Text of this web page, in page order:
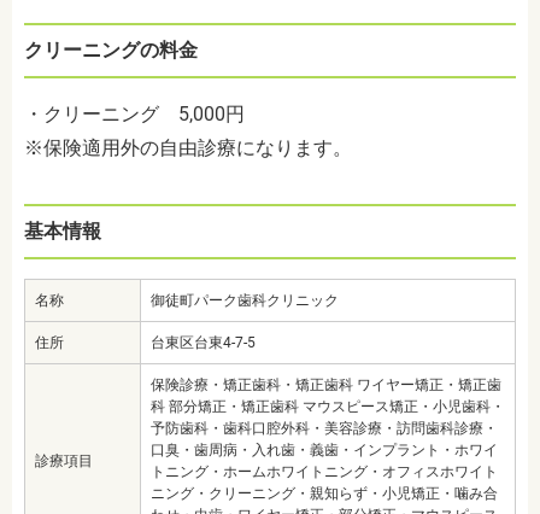
クリーニングの料金
・クリーニング 5,000円
※保険適用外の自由診療になります。
基本情報
名称 御徒町パーク歯科クリニック
住所 台東区台東4-7-5
診療項目
保険診療・矯正歯科・矯正歯科 ワイヤー矯正・矯正歯
科 部分矯正・矯正歯科 マウスピース矯正・小児歯科・
予防歯科・歯科口腔外科・美容診療・訪問歯科診療・
口臭・歯周病・入れ歯・義歯・インプラント・ホワイ
トニング・ホームホワイトニング・オフィスホワイト
ニング・クリーニング・親知らず・小児矯正・噛み合